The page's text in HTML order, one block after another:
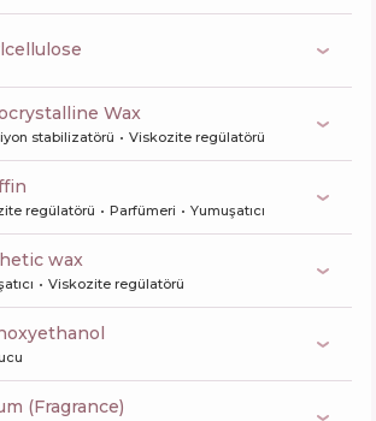
Wax
stabilizatörü Viskozite regülatörü
regülatörü Parfümeri Yumuşatıcı
wax
Viskozite regülatörü
(Fragrance)